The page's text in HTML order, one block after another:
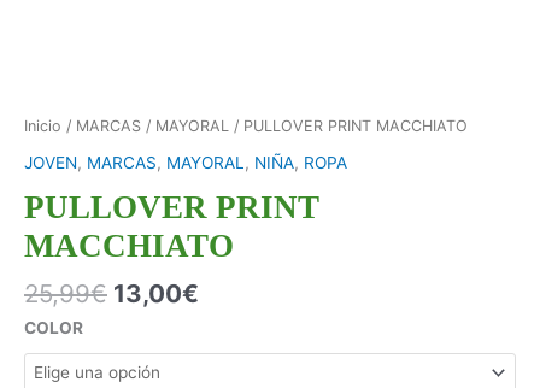
Inicio / MARCAS / MAYORAL / PULLOVER PRINT MACCHIATO
JOVEN, MARCAS, MAYORAL , NIÑA, ROPA
PULLOVER PRINT
MACCHIATO
25,99€ 13,00€
COLOR